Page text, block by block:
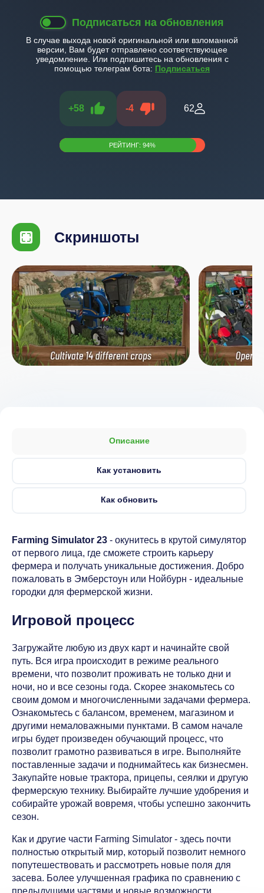
Подписаться на обновления
В случае выхода новой оригинальной или взломанной
версии, Вам будет отправлено соответствующее
уведомление. Или подпишитесь на обновления с
помощью телеграм бота: Подписаться
+58 -4 62
РЕЙТИНГ: 94%
Скриншоты
Описание
Как установить
Как обновить
Farming Simulator 23 - окунитесь в крутой симулятор
от первого лица, где сможете строить карьеру
фермера и получать уникальные достижения. Добро
пожаловать в Эмберстоун или Нойбурн - идеальные
городки для фермерской жизни.
Игровой процесс
Загружайте любую из двух карт и начинайте свой
путь. Вся игра происходит в режиме реального
времени, что позволит проживать не только дни и
ночи, но и все сезоны года. Скорее знакомьтесь со
своим домом и многочисленными задачами фермера.
Ознакомьтесь с балансом, временем, магазином и
другими немаловажными пунктами. В самом начале
игры будет произведен обучающий процесс, что
позволит грамотно развиваться в игре. Выполняйте
поставленные задачи и поднимайтесь как бизнесмен.
Закупайте новые трактора, прицепы, сеялки и другую
фермерскую технику. Выбирайте лучшие удобрения и
собирайте урожай вовремя, чтобы успешно закончить
сезон.
Как и другие части Farming Simulator - здесь почти
полностью открытый мир, который позволит немного
попутешествовать и рассмотреть новые поля для
засева. Более улучшенная графика по сравнению с
предыдущими частями и новые возможности.